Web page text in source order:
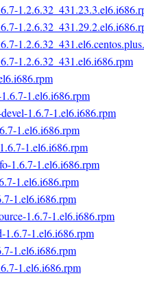
1.2.6.32_431.el6.i686.rpm
1.el6.i686.rpm
1.6.7-1.el6.i686.rpm
1.el6.i686.rpm
1.el6.i686.rpm
1.6.7-1.el6.i686.rpm
1.el6.i686.rpm
1.el6.i686.rpm
1.6.7-1.el6.i686.rpm
1.6.7-1.el6.i686.rpm
1.el6.i686.rpm
1.el6.i686.rpm